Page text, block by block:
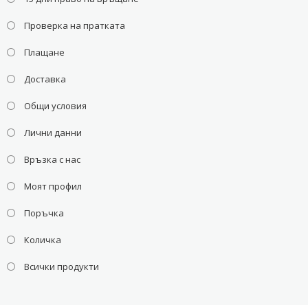
Проверка на пратката
Плащане
Доставка
Общи условия
Лични данни
Връзка с нас
Моят профил
Поръчка
Количка
Всички продукти